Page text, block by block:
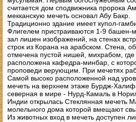
считается дом сподвижника пророка
мекканскую мечеть основал Абу Бакр.
Традиционно здание имеет купол-
Флигелем пристраиваются 1-9 башен-
зал лишен изображений, на стенах
строк из Корана на арабском. Стена,
отмечена пустой нишей, михрабом,
расположена кафедра-минбар, с
проповеди верующим. При мечетях
Самой высоко расположенной над
мечеть на верхнем этаже Бурдж-
северная в мире - Нурд-Камаль в
Индии открылась Стеклянная мечеть
молельного дома которой вмещают
Из животных вход в мечеть доступен